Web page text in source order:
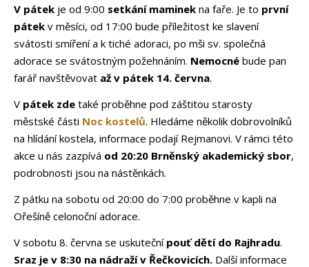
V pátek je od 9:00 setkání maminek na faře. Je to první
pátek v měsíci, od 17:00 bude příležitost ke slavení
svátosti smíření a k tiché adoraci, po mši sv. společná
adorace se svátostným požehnáním. Nemocné bude pan
farář navštěvovat až v pátek 14. června.
V pátek zde také proběhne pod záštitou starosty
městské části Noc kostelů. Hledáme několik dobrovolníků
na hlídání kostela, informace podají Rejmanovi. V rámci této
akce u nás zazpívá od 20:20 Brněnský akademický sbor,
podrobnosti jsou na nástěnkách.
Z pátku na sobotu od 20:00 do 7:00 proběhne v kapli na
Ořešíně celonoční adorace.
V sobotu 8. června se uskuteční pouť dětí do Rajhradu.
Sraz je v 8:30 na nádražív Řečkovicích. Další informace